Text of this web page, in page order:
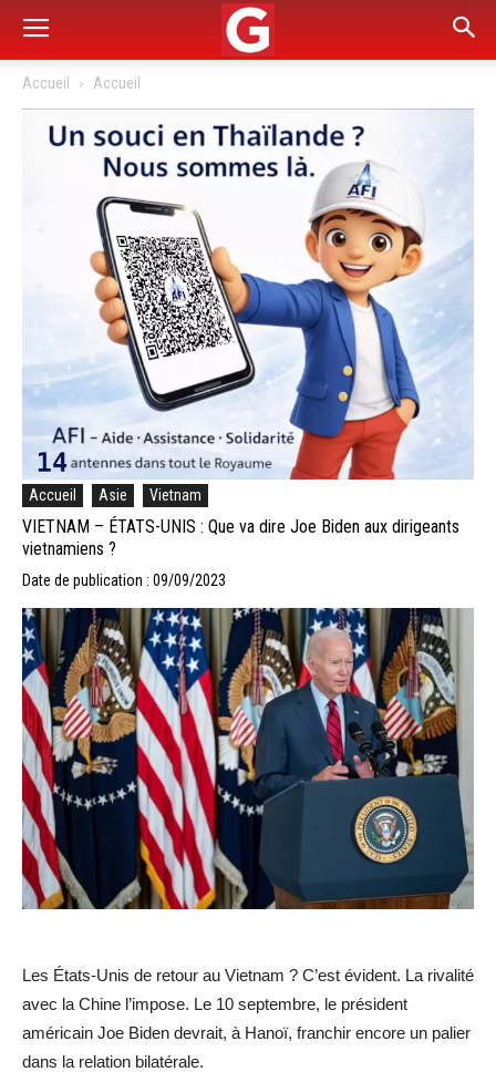
Accueil Accueil
Accueil Asie Vietnam
VIETNAM – ÉTATS-UNIS : Que va dire Joe Biden aux dirigeants
vietnamiens ?
Date de publication : 09/09/2023
Les États-Unis de retour au Vietnam ? C’est évident. La rivalité
avec la Chine l’impose. Le 10 septembre, le président
américain Joe Biden devrait, à Hanoï, franchir encore un palier
dans la relation bilatérale.